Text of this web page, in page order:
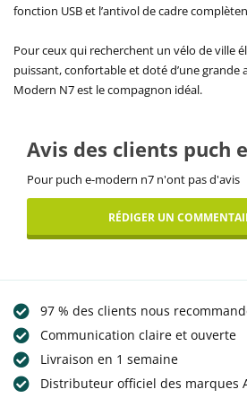
fonction USB et l’antivol de cadre
Pour ceux qui recherchent un vélo de ville
puissant, confortable et doté d’une grande
Modern N7 est le compagnon idéal.
Avis des clients puch
Pour puch e-modern n7 n'ont pas d'avis
RÉDIGER UN
97 % des clients nous
Communication claire et ouverte
Livraison en 1 semaine
Distributeur officiel des marques